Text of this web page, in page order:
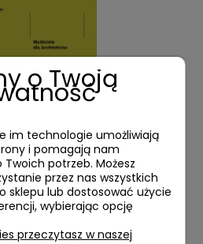
dla architektów
zł
DO KOSZYKA
o Twoją
im technologie umożliwiają
i pomagają nam
potrzeb. Możesz
przez nas wszystkich
sklepu lub dostosować użycie
wybierając opcję
przeczytasz w naszej